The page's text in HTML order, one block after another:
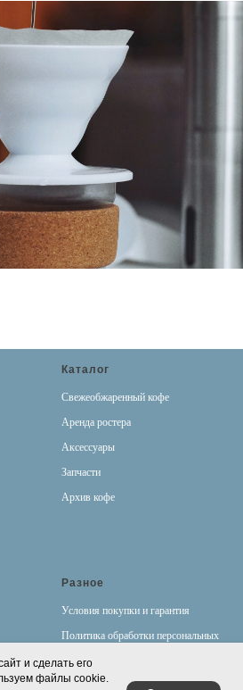
Каталог
Свежеобжаренный кофе
Аренда ростера
Аксессуары
Запчасти
Архив кофе
Разное
Условия покупки и гарантия
Политика обработки персональных
и сделать его
файлы cookie.